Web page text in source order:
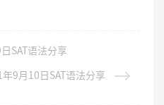
SAT语法分享
9月10日SAT语法分享